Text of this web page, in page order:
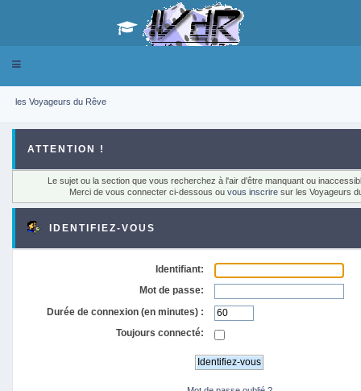
Toggle
les Voyageurs du Rêve
ATTENTION !
Le sujet ou la section que vous recherchez à l'air d'être manquant ou
Merci de vous connecter ci-dessous ouvous inscrire sur les Voyageurs
IDENTIFIEZ-VOUS
Identifiant:
Mot de passe:
Durée de connexion (en minutes) :
Toujours connecté: